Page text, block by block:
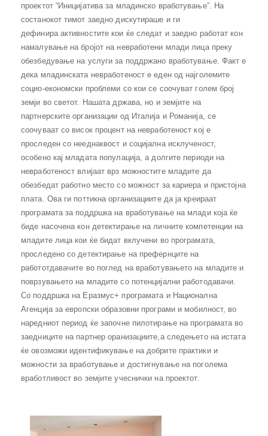
проектот “Иницијатива за младинско вработување”. На
состанокот тимот заедно дискутираше и ги
дефинира активностите кои ќе следат и заедно работат кон
намалување на бројот на невработени млади лица преку
обезбедување на услуги за поддржано вработување. Факт е
дека младинската невработеност е еден од најголемите
социо-економски проблеми со кои се соочуват голем број
земји во светот. Нашата држава, но и земјите на
партнерските организации од Италија и Романија, се
соочуваат со висок процент на невработеност кој е
проследен со нееднаквост и социјална исклученост,
особено кај младата популација, а долгите периоди на
невработеност влијаат врз можностите младите да
обезбедат работно место со можност за кариера и пристојна
плата. Ова ги поттикна организациите да ја креираат
програмата за поддршка на вработување на млади која ќе
биде насочена кон детектирање на личните компетенции на
младите лица кои ќе бидат вклучени во програмата,
проследено со детектирање на префернците на
работотдавачите во поглед на вработувањето на младите и
поврзувањето на младите со потенцијални работодавачи.
Со поддршка на Еразмус+ програмата и Национална
Агенција за европски образовни програми и мобилност, во
наредниот период ќе започне пилотирање на програмата во
заедниците на партнер оранизациите,а следењето на истата
ќе овозможи идентификување на добрите практики и
можности за вработување и достигнување на поголема
вработливост во земјите учеснички на проектот.